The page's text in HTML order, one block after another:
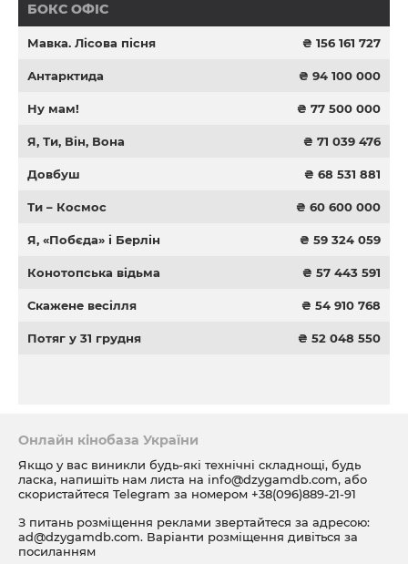
БОКС ОФІС
Мавка. Лісова пісня ₴ 156 161 727
Антарктида ₴ 94 100 000
Ну мам! ₴ 77 500 000
Я, Ти, Він, Вона ₴ 71 039 476
Довбуш ₴ 68 531 881
Ти – Космос ₴ 60 600 000
Я, «Побєда» і Берлін ₴ 59 324 059
Конотопська відьма ₴ 57 443 591
Скажене весілля ₴ 54 910 768
Потяг у 31 грудня ₴ 52 048 550
Онлайн кінобаза України
Якщо у вас виникли будь-які технічні складнощі, будь
ласка, напишіть нам листа на info@dzygamdb.com, або
скористайтеся Telegram за номером +38(096)889-21-91
З питань розміщення реклами звертайтеся за адресою:
ad@dzygamdb.com. Варіанти розміщення дивіться за
посиланням